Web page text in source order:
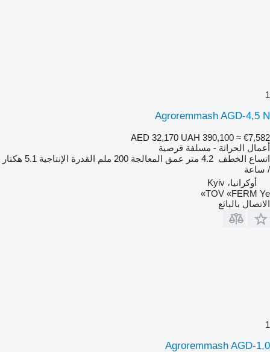
1
Agroremmash AGD-4,5 N
AED 32,170 UAH 390,100 ≈ €7,582
أعمال الحراثة - مسلفة قرصية
اتساع الخطف 4.2 متر عمق المعالجة 200 ملم القدرة الإنتاجية
5.1 هكتار
/ ساعة
أوكرانيا، Kyiv
TOV «FERM Ye»
الاتصال بالبائع
1
Agroremmash AGD-1,0